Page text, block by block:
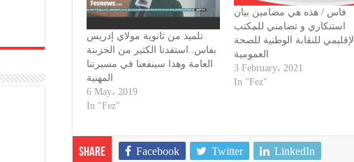
تلميذ من ثانوية مولاي إدريس
بفاس..استفدنا الكثير من الخزبنة
العامة وهذا سينفعنا في مسيرتنا
المهنية
6 May، 2019
In "Fez"
فاس / هذه هي مضامين بيان
استنكاري و تضامني للمكتب
الإقليمي للنقابة الوطنية للصحة
العمومية
3 February، 2021
In "Fez"
Share Facebook Twitter LinkedIn